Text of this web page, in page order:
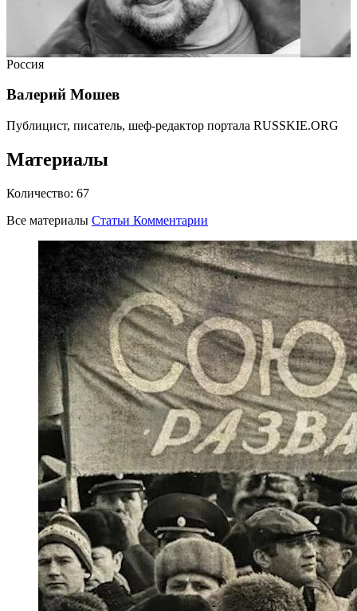
Россия
Валерий Мошев
Публицист, писатель, шеф-редактор портала RUSSKIE.ORG
Материалы
Количество: 67
Все материалы Статьи Комментарии